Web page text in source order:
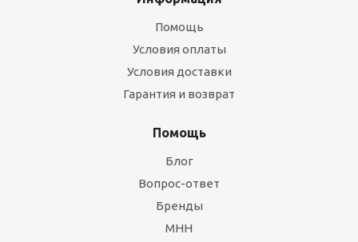
Помощь
Условия оплаты
Условия доставки
Гарантия и возврат
Помощь
Блог
Вопрос-ответ
Бренды
МНН